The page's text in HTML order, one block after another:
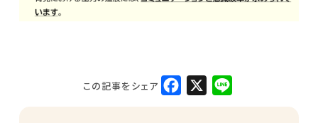
F
a
X
この記事をシェア